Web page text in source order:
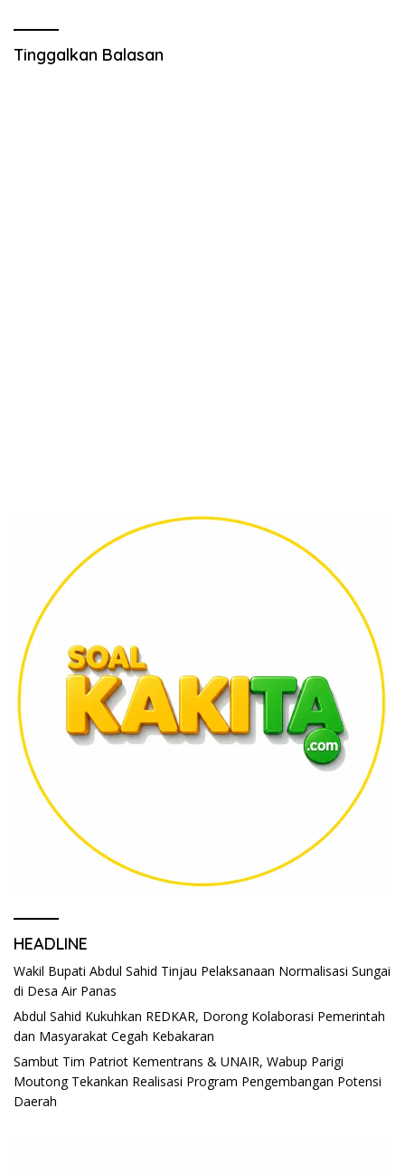
Tinggalkan Balasan
HEADLINE
Wakil Bupati Abdul Sahid Tinjau Pelaksanaan Normalisasi Sungai
di Desa Air Panas
Abdul Sahid Kukuhkan REDKAR, Dorong Kolaborasi Pemerintah
dan Masyarakat Cegah Kebakaran
Sambut Tim Patriot Kementrans & UNAIR, Wabup Parigi
Moutong Tekankan Realisasi Program Pengembangan Potensi
Daerah